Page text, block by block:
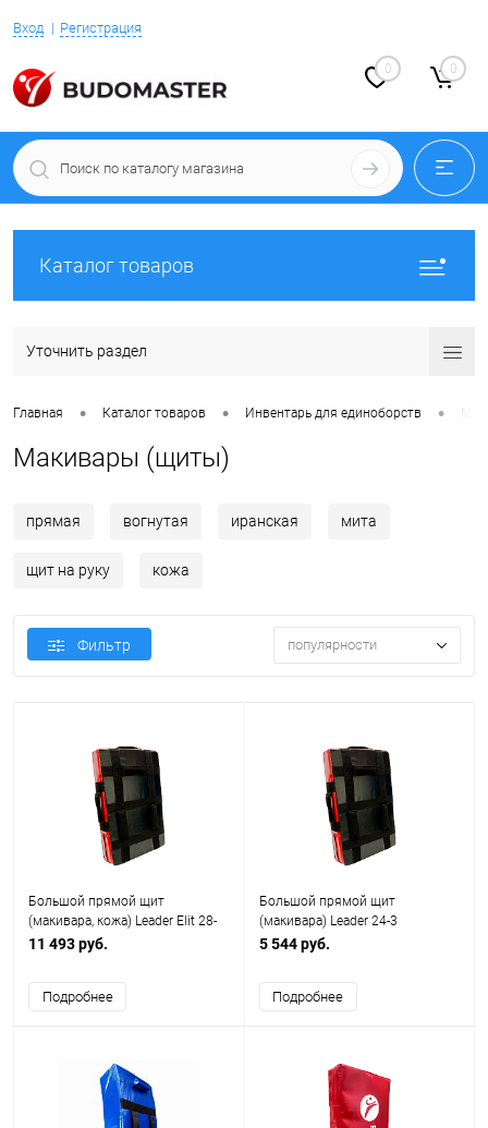
Вход Регистрация
0 0
Каталог товаров
Уточнить раздел
Главная • Каталог товаров • Инвентарь для единоборств •
Макивары (щиты)
прямая вогнутая иранская мита
щит на руку кожа
Фильтр популярности
Большой прямой щит
(макивара, кожа) Leader Elit 28-
25
11 493 руб.
Подробнее
Большой прямой щит
(макивара) Leader 24-3
5 544 руб.
Подробнее